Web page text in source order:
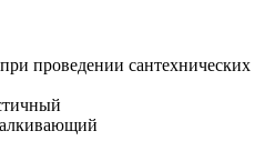
проведении сантехнических